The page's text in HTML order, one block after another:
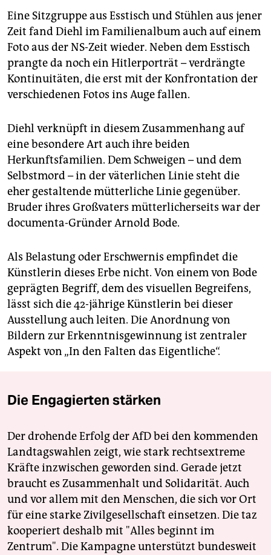
Eine Sitzgruppe aus Esstisch und Stühlen aus jener
Zeit fand Diehl im Familienalbum auch auf einem
Foto aus der NS-Zeit wieder. Neben dem Esstisch
prangte da noch ein Hitlerporträt – verdrängte
Kontinuitäten, die erst mit der Konfrontation der
verschiedenen Fotos ins Auge fallen.
Diehl verknüpft in diesem Zusammenhang auf
eine besondere Art auch ihre beiden
Herkunftsfamilien. Dem Schweigen – und dem
Selbstmord – in der väterlichen Linie steht die
eher gestaltende mütterliche Linie gegenüber.
Bruder ihres Großvaters mütterlicherseits war der
documenta-Gründer Arnold Bode.
Als Belastung oder Erschwernis empfindet die
Künstlerin dieses Erbe nicht. Von einem von Bode
geprägten Begriff, dem des visuellen Begreifens,
lässt sich die 42-jährige Künstlerin bei dieser
Ausstellung auch leiten. Die Anordnung von
Bildern zur Erkenntnisgewinnung ist zentraler
Aspekt von „In den Falten das Eigentliche“.
Die Engagierten stärken
Der drohende Erfolg der AfD bei den kommenden
Landtagswahlen zeigt, wie stark rechtsextreme
Kräfte inzwischen geworden sind. Gerade jetzt
braucht es Zusammenhalt und Solidarität. Auch
und vor allem mit den Menschen, die sich vor Ort
für eine starke Zivilgesellschaft einsetzen. Die taz
kooperiert deshalb mit "Alles beginnt im
Zentrum". Die Kampagne unterstützt bundesweit